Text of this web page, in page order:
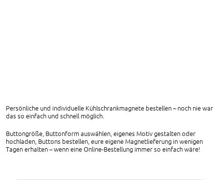
Persönliche und individuelle Kühlschrankmagnete bestellen – noch nie war
das so einfach und schnell möglich.
Buttongröße, Buttonform auswählen, eigenes Motiv gestalten oder
hochladen, Buttons bestellen, eure eigene Magnetlieferung in wenigen
Tagen erhalten – wenn eine Online-Bestellung immer so einfach wäre!